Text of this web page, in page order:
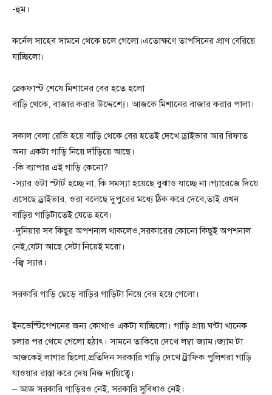
-হুম।
কর্নেল সাহেব সামনে থেকে চলে গেলো।এতোক্ষণে তাপসিনের প্রাণ বেরিয়ে
যাচ্ছিলো।
ব্রেকফাস্ট শেষে মিশানের বের হতে হলো
বাড়ি থেকে, বাজার করার উদ্দেশ্যে। আজকে মিশানের বাজার করার পালা।
সকাল বেলা রেডি হয়ে বাড়ি থেকে বের হতেই দেখে ড্রাইভার আর রিফাত
অন্য একটা গাড়ি নিয়ে দাঁড়িয়ে আছে।
-কি ব্যাপার এই গাড়ি কেনো?
-স্যার ওটা স্টার্ট হচ্ছে না, কি সমস্যা হয়েছে বুঝাও যাচ্ছে না।গ্যারেজে দিয়ে
এসেছে ড্রাইভার, ওরা বলেছে দুপুরের মধ্যে ঠিক করে দেবে,তাই এখন
বাড়ির গাড়িটাতেই যেতে হবে।
-দুনিয়ার সব কিছুর অপশনাল থাকলেও,সরকারের কোনো কিছুই অপশনাল
নেই,যেটা আছে সেটা নিয়েই মরো।
-জ্বি স্যার।
সরকারি গাড়ি ছেড়ে বাড়ির গাড়িটা নিয়ে বের হয়ে গেলো।
ইনভেস্টিগেশনের জন্য কোথাও একটা যাচ্ছিলো। গাড়ি প্রায় ঘন্টা খানেক
চলার পর থেমে গেলো হঠাৎ। সামনে তাকিয়ে দেখে লম্বা জ্যাম।জ্যাম টা
আজকেই লাগার ছিলো,প্রতিদিন সরকারি গাড়ি দেখে ট্রাফিক পুলিশরা গাড়ি
যাওয়ার রাস্তা করে দেয় নিজ দায়িত্বে।
– আজ সরকারি গাড়িরও নেই, সরকারি সুবিধাও নেই।